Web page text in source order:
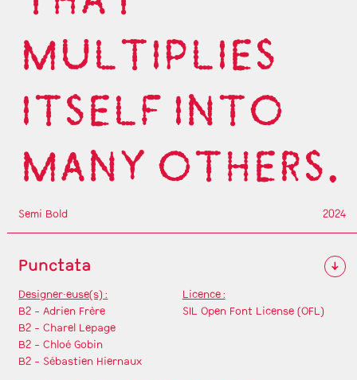
MULTIPLIES
ITSELF INTO
Semi Bold 2024
Punctata ↓
Designer·euse(s) :
B2 - Adrien Frère
B2 - Charel Lepage
B2 - Chloé Gobin
B2 - Sébastien Hiernaux
Licence :
SIL Open Font License (OFL)